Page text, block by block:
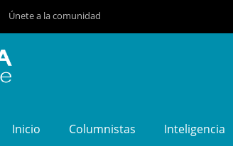
Únete a la comunidad
Inicio Columnistas Inteligencia